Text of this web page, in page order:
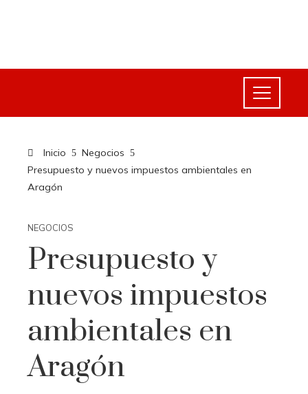
Inicio
Negocios
Presupuesto y nuevos impuestos ambientales en
Aragón
NEGOCIOS
Presupuesto y
nuevos impuestos
ambientales en
Aragón